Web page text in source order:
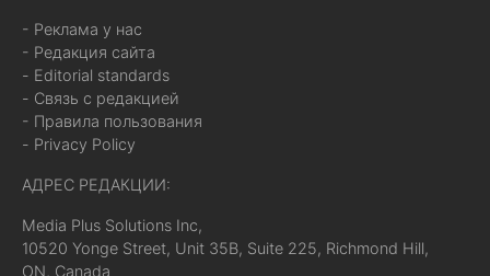
- Реклама у нас
- Редакция сайта
- Editorial standards
- Связь с редакцией
- Правила пользования
- Privacy Policy
АДРЕС РЕДАКЦИИ:
Media Plus Solutions Inc,
10520 Yonge Street, Unit 35B, Suite 225, Richmond Hill,
ON, Canada